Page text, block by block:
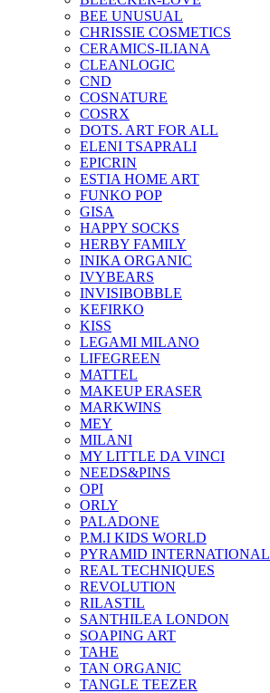
BEE UNUSUAL
CHRISSIE COSMETICS
CERAMICS-ILIANA
CLEANLOGIC
CND
COSNATURE
COSRX
DOTS. ART FOR ALL
ELENI TSAPRALI
EPICRIN
ESTIA HOME ART
FUNKO POP
GISA
HAPPY SOCKS
HERBY FAMILY
INIKA ORGANIC
IVYBEARS
INVISIBOBBLE
KEFIRKO
KISS
LEGAMI MILANO
LIFEGREEN
MATTEL
MAKEUP ERASER
MARKWINS
MEY
MILANI
MY LITTLE DA VINCI
NEEDS&PINS
OPI
ORLY
PALADONE
P.M.I KIDS WORLD
PYRAMID INTERNATIONAL
REAL TECHNIQUES
REVOLUTION
RILASTIL
SANTHILEA LONDON
SOAPING ART
TAHE
TAN ORGANIC
TANGLE TEEZER